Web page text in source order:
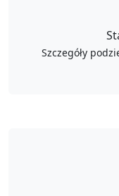
Szczegóły